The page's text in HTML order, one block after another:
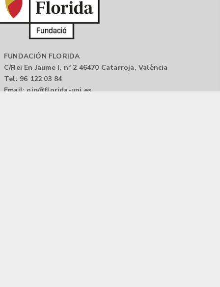
FUNDACIÓN FLORIDA
C/Rei En Jaume I, nº 2 46470 Catarroja, València
Tel: 96 122 03 84
Email: oip@florida-uni.es